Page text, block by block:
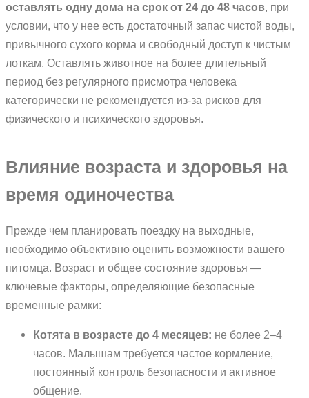
оставлять одну дома на срок от 24 до 48 часов, при
условии, что у нее есть достаточный запас чистой воды,
привычного сухого корма и свободный доступ к чистым
лоткам. Оставлять животное на более длительный
период без регулярного присмотра человека
категорически не рекомендуется из-за рисков для
физического и психического здоровья.
Влияние возраста и здоровья на
время одиночества
Прежде чем планировать поездку на выходные,
необходимо объективно оценить возможности вашего
питомца. Возраст и общее состояние здоровья —
ключевые факторы, определяющие безопасные
временные рамки:
Котята в возрасте до 4 месяцев: не более 2–4
часов. Малышам требуется частое кормление,
постоянный контроль безопасности и активное
общение.